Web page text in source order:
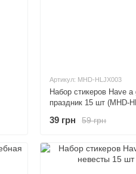
Артикул: MHD-HLJX003
Набор стикеров Have
праздник 15 шт (MHD-
59 грн
39 грн